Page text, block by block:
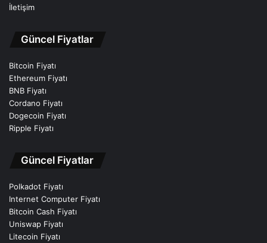
İletişim
Güncel Fiyatlar
Bitcoin Fiyatı
Ethereum Fiyatı
BNB Fiyatı
Cordano Fiyatı
Dogecoin Fiyatı
Ripple Fiyatı
Güncel Fiyatlar
Polkadot Fiyatı
Internet Computer Fiyatı
Bitcoin Cash Fiyatı
Uniswap Fiyatı
Litecoin Fiyatı